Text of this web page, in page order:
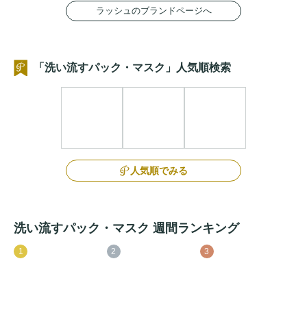
ラッシュのブランドページへ
「洗い流すパック・マスク」人気順検索
人気順でみる
洗い流すパック・マスク 週間ランキング
1 2 3